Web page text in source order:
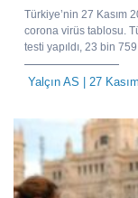
Türkiye’nin 27 Kasım
corona virüs tablosu.
testi yapıldı, 23 bin
Yalçın AS | 27